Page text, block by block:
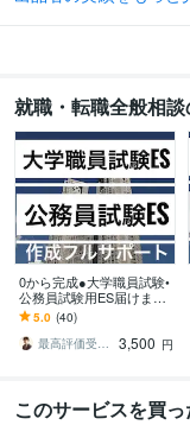
語学力
英語 日常会話レベル
就職・転職全般相
0から完成●大学職員試験•
公務員試験用ES届けます
合格多数最短1日●大学職
員試験•公務員•企業志望動
機自己PR
5.0 (40)
最高評価受賞プラチナランクライター桜
3,500 円
このサービスを買